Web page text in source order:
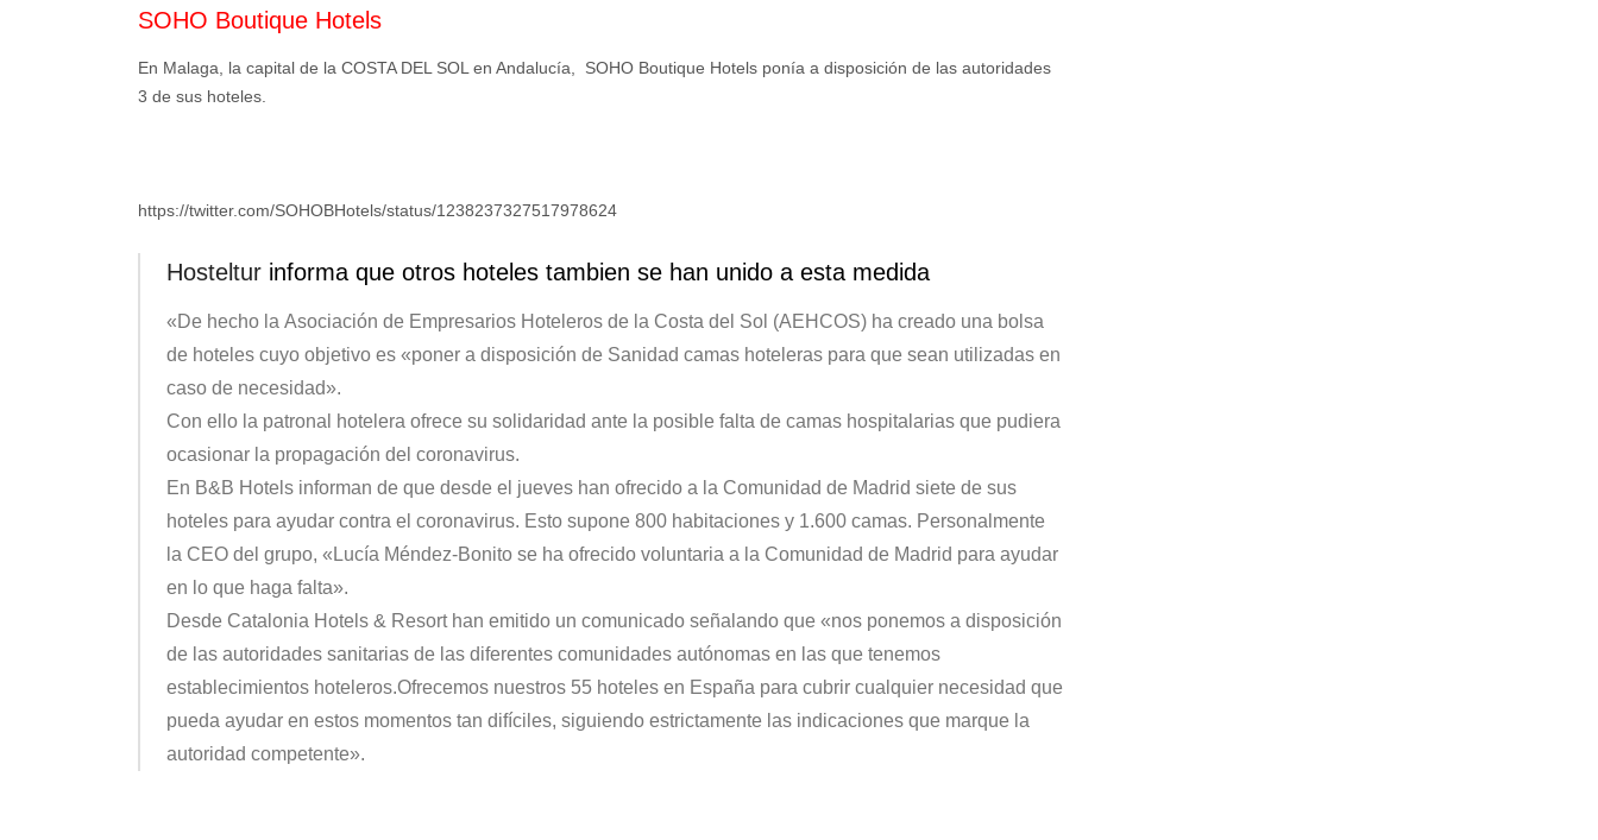
SOHO Boutique Hotels
En Malaga, la capital de la COSTA DEL SOL en Andalucía, SOHO Boutique Hotels ponía a disposición de las autoridades
3 de sus hoteles.
https://twitter.com/SOHOBHotels/status/1238237327517978624
Hosteltur informa que otros hoteles tambien se han unido a esta medida
«De hecho la Asociación de Empresarios Hoteleros de la Costa del Sol (AEHCOS) ha creado una bolsa
de hoteles cuyo objetivo es «poner a disposición de Sanidad camas hoteleras para que sean utilizadas en
caso de necesidad».
Con ello la patronal hotelera ofrece su solidaridad ante la posible falta de camas hospitalarias que pudiera
ocasionar la propagación del coronavirus.
En B&B Hotels informan de que desde el jueves han ofrecido a la Comunidad de Madrid siete de sus
hoteles para ayudar contra el coronavirus. Esto supone 800 habitaciones y 1.600 camas. Personalmente
la CEO del grupo, «Lucía Méndez-Bonito se ha ofrecido voluntaria a la Comunidad de Madrid para ayudar
en lo que haga falta».
Desde Catalonia Hotels & Resorthan emitido un comunicado señalando que «nos ponemos a disposición
de las autoridades sanitarias de las diferentes comunidades autónomas en las que tenemos
establecimientos hoteleros.Ofrecemos nuestros 55 hoteles en España para cubrir cualquier necesidad que
pueda ayudar en estos momentos tan difíciles, siguiendo estrictamente las indicaciones que marque la
autoridad competente».